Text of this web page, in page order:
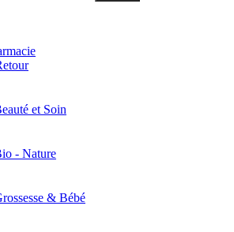
et Soin
- Nature
& Bébé